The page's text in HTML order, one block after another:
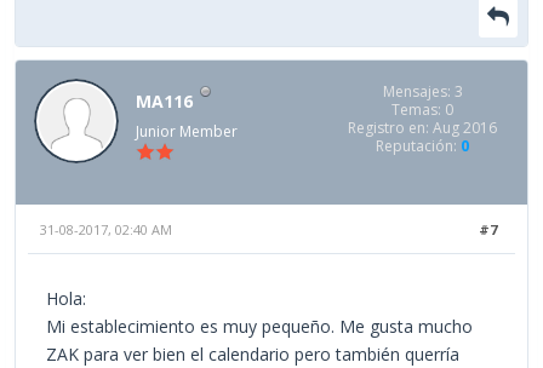
MA116
Junior Member
Mensajes: 3
Temas: 0
Registro en: Aug 2016
Reputación: 0
#7
31-08-2017, 02:40 AM
Hola:
Mi establecimiento es muy pequeño. Me gusta mucho
ZAK para ver bien el calendario pero también querría